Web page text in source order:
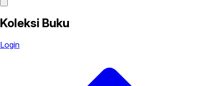
Koleksi Buku
Login